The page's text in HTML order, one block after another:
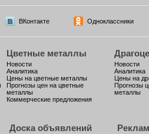
ВКонтакте Одноклассники
Цветные металлы
Новости
Аналитика
Цены на цветные металлы
Прогнозы цен на цветные
металлы
Коммерческие предложения
Новости
Аналитика
Цены на
Прогнозы
металлы
Доска объявлений